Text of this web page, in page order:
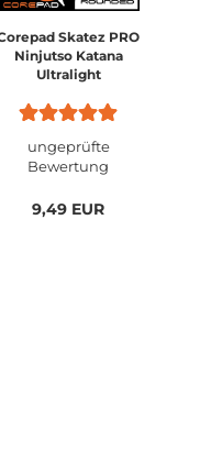
Skatez PRO
Ninjutso Katana
Ultralight
ungeprüfte
Bewertung
9,49 EUR